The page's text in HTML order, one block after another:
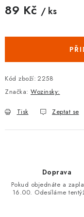
VRÁCENÍ ZBOŽÍ A
89 Kč / ks
Kód zboží: 2258
Značka: Wozinsky:
Tisk Zeptat se
Doprava
Pokud objednáte a
16.00. Odesíláme